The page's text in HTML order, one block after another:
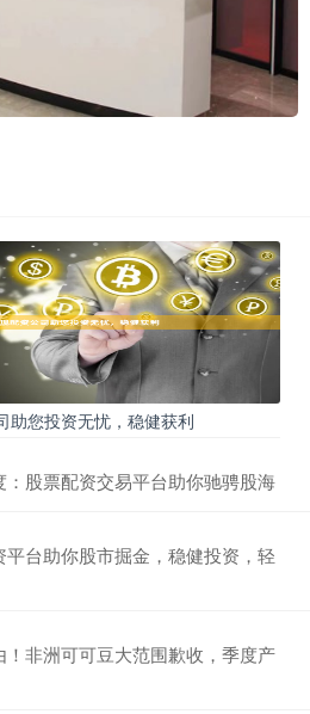
助您投资无忧，稳健获利
股票配资交易平台助你驰骋股海
台助你股市掘金，稳健投资，轻
非洲可可豆大范围歉收，季度产